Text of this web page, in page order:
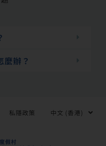
麼辦？
私隱政策 中文 (香港)